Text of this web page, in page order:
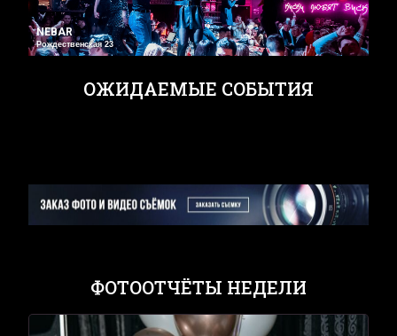
NEBAR
Рождественская 23
ОЖИДАЕМЫЕ СОБЫТИЯ
ФОТООТЧЁТЫ НЕДЕЛИ